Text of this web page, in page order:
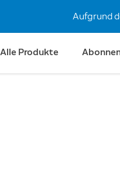
Aufgrund
Alle Produkte